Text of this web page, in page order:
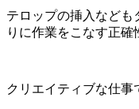
テロップの挿入なども
りに作業をこなす正確
クリエイティブな仕事